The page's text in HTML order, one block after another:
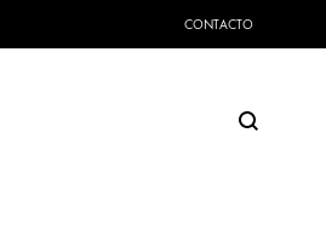
CONTACTO
Search